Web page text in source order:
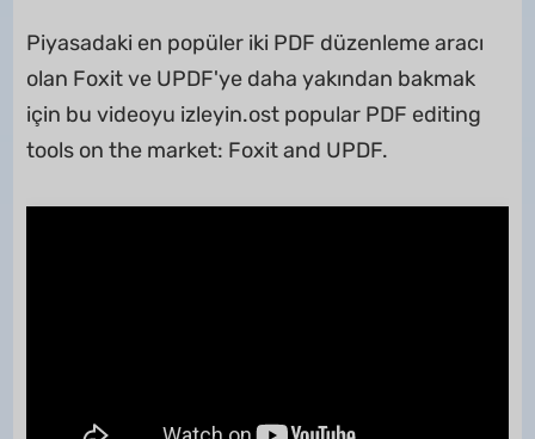
Piyasadaki en popüler iki PDF düzenleme aracı
olan Foxit ve UPDF'ye daha yakından bakmak
için bu videoyu izleyin.ost popular PDF editing
tools on the market: Foxit and UPDF.